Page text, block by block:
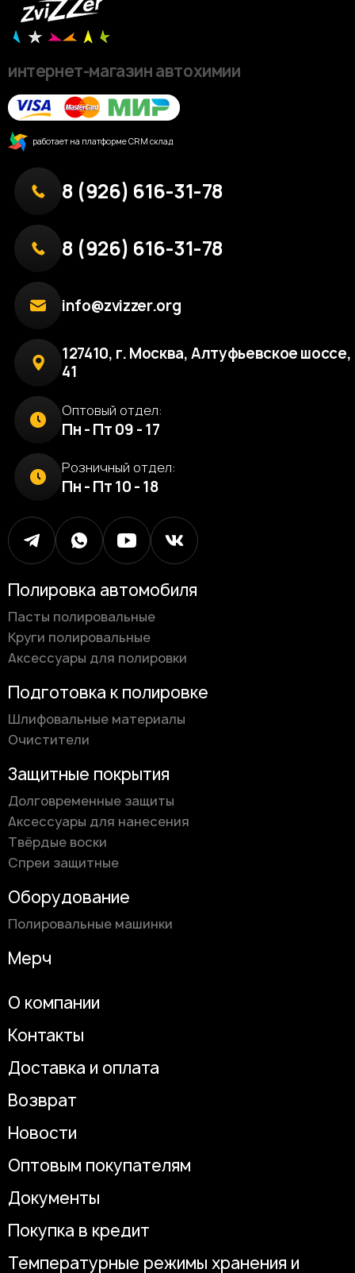
интернет-магазин автохимии
работает на платформе CRM склад
8 (926) 616-31-78
8 (926) 616-31-78
info@zvizzer.org
127410, г. Москва, Алтуфьевское шоссе,
41
Оптовый отдел:
Пн - Пт 09 - 17
Розничный отдел:
Пн - Пт 10 - 18
Полировка автомобиля
Пасты полировальные
Круги полировальные
Аксессуары для полировки
Подготовка к полировке
Шлифовальные материалы
Очистители
Защитные покрытия
Долговременные защиты
Аксессуары для нанесения
Твёрдые воски
Спреи защитные
Оборудование
Полировальные машинки
Мерч
О компании
Контакты
Доставка и оплата
Возврат
Новости
Оптовым покупателям
Документы
Покупка в кредит
Температурные режимы хранения и